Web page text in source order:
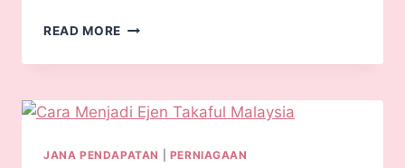
READ MORE
JANA PENDAPATAN PERNIAGAAN